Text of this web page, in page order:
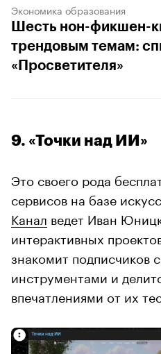
Экономика образования
Шесть нон-фикшен-
трендовым темам:
«Просветителя»
9. «Точки над ИИ»
Это своего рода
сервисов на базе
Канал ведет Иван
интерактивных
знакомит подписчиков
инструментами и
впечатлениями от их